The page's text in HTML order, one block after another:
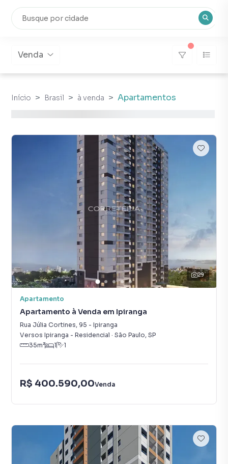
Venda
Início Brasil à venda Apartamentos
29
Apartamento
Apartamento à Venda em Ipiranga
Rua Júlia Cortines, 95 - Ipiranga
Versos Ipiranga - Residencial · São Paulo, SP
35m² 1 1
R$ 400.590,00Venda